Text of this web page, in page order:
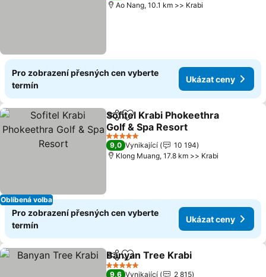
Ao Nang, 10.1 km >> Krabi
Pro zobrazení přesných cen vyberte
termín
Ukázat ceny
Oblíbená volba
SdíletPřidat na seznam oblíbených
Sofitel Krabi Phokeethra
Golf & Spa Resort
5 Počet hvězdiček
9,0 Vynikající
10 194
Klong Muang, 17.8 km >> Krabi
Pro zobrazení přesných cen vyberte
termín
Ukázat ceny
SdíletPřidat na seznam oblíbených
Banyan Tree Krabi
5 Počet hvězdiček
9,6 Vynikající
2 815